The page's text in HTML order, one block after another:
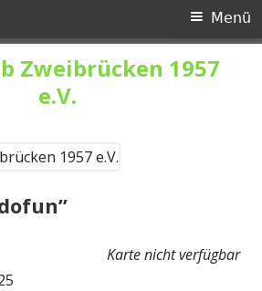
Zweibrücken 1957
e.V.
Menü
Karte nicht verfügbar